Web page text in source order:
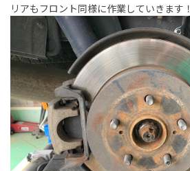
リアもフロント同様に作業していきます！